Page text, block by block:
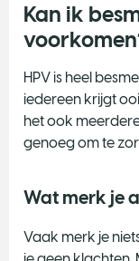
Kan ik
HPV is heel
iedereen krijgt
het ook
genoeg om te
Wat merk je
Vaak merk je